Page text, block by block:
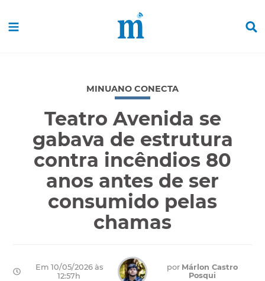
MINUANO CONECTA
Teatro Avenida se
gabava de estrutura
contra incêndios 80
anos antes de ser
consumido pelas
chamas
Em 10/05/2026 às
12:57h
por Márlon Castro
Posqui